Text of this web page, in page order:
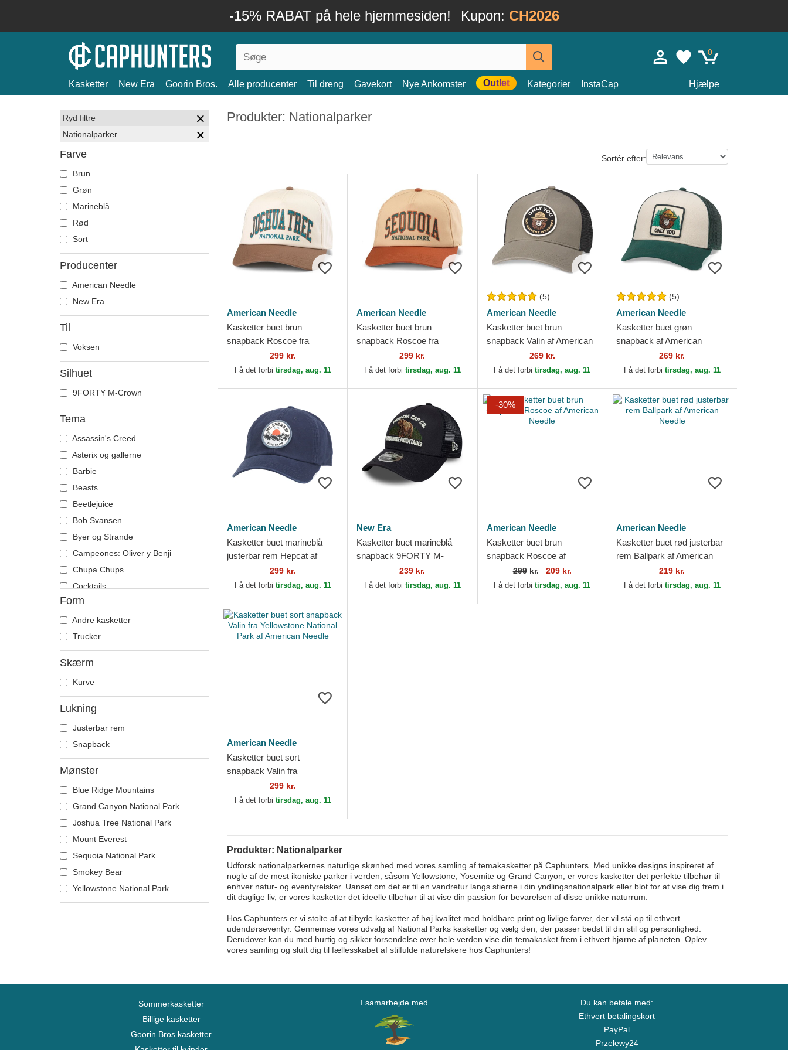
-15% RABAT på hele hjemmesiden! Kupon: CH2026
0
Kasketter New Era Goorin Bros. Alle producenter Til dreng Gavekort Nye Ankomster Outlet Kategorier InstaCap Hjælpe
Ryd filtre
Nationalparker
Farve
Brun
Grøn
Marineblå
Rød
Sort
Producenter
American Needle
New Era
Til
Voksen
Silhuet
9FORTY M-Crown
Tema
Assassin's Creed
Asterix og gallerne
Barbie
Beasts
Beetlejuice
Bob Svansen
Byer og Strande
Campeones: Oliver y Benji
Chupa Chups
Cocktails
DC Comics
Disney
Dragon Ball
Famous
Fast & Furious
Game of Thrones
Harry Potter
Hip Hop Dogz
Jordnødder
Form
Andre kasketter
Trucker
Skærm
Kurve
Lukning
Justerbar rem
Snapback
Mønster
Blue Ridge Mountains
Grand Canyon National Park
Joshua Tree National Park
Mount Everest
Sequoia National Park
Smokey Bear
Yellowstone National Park
Produkter: Nationalparker
Sortér efter:
American Needle
Kasketter buet brun
snapback Roscoe fra
Joshua Tree National Park af
American Needle
299 kr.
Få det forbi tirsdag, aug. 11
American Needle
Kasketter buet brun
snapback Roscoe fra
Sequoia National Park af
American Needle
299 kr.
Få det forbi tirsdag, aug. 11
(5)
American Needle
Kasketter buet brun
snapback Valin af American
269 kr.
Få det forbitirsdag, aug. 11
(5)
American Needle
Kasketter buet grøn
snapback af American
269 kr.
Få det forbi tirsdag, aug. 11
American Needle
Kasketter buet marineblå
justerbar rem Hepcat af
American Needle
299 kr.
Få det forbi tirsdag, aug. 11
New Era
Kasketter buet marineblå
snapback 9FORTY M-
Crown A Frame Graphic fra
Blue Ridge Mountains af
239 kr.
Få det forbi tirsdag, aug. 11
-30%
American Needle
Kasketter buet brun
snapback Roscoe af
American Needle
299kr. 209 kr.
Få det forbitirsdag, aug. 11
American Needle
Kasketter buet rød justerbar
rem Ballpark af American
219 kr.
Få det forbi tirsdag, aug. 11
American Needle
Kasketter buet sort
snapback Valin fra
Yellowstone National Park af
American Needle
299 kr.
Få det forbi tirsdag, aug. 11
Produkter: Nationalparker
Udforsk nationalparkernes naturlige skønhed med vores samling af temakasketter på Caphunters. Med unikke designs inspireret af
nogle af de mest ikoniske parker i verden, såsom Yellowstone, Yosemite og Grand Canyon, er vores kasketter det perfekte tilbehør til
enhver natur- og eventyrelsker. Uanset om det er til en vandretur langs stierne i din yndlingsnationalpark eller blot for at vise dig frem i
dit daglige liv, er vores kasketter det ideelle tilbehør til at vise din passion for bevarelsen af disse unikke naturrum.
Hos Caphunters er vi stolte af at tilbyde kasketter af høj kvalitet med holdbare print og livlige farver, der vil stå op til ethvert
udendørseventyr. Gennemse vores udvalg af National Parks kasketter og vælg den, der passer bedst til din stil og personlighed.
Derudover kan du med hurtig og sikker forsendelse over hele verden vise din temakasket frem i ethvert hjørne af planeten. Oplev
vores samling og slutt dig til fællesskabet af stilfulde naturelskere hos Caphunters!
Sommerkasketter
Billige kasketter
Goorin Bros kasketter
I samarbejde med
Du kan betale med:
Ethvert betalingskort
PayPal
Przelewy24